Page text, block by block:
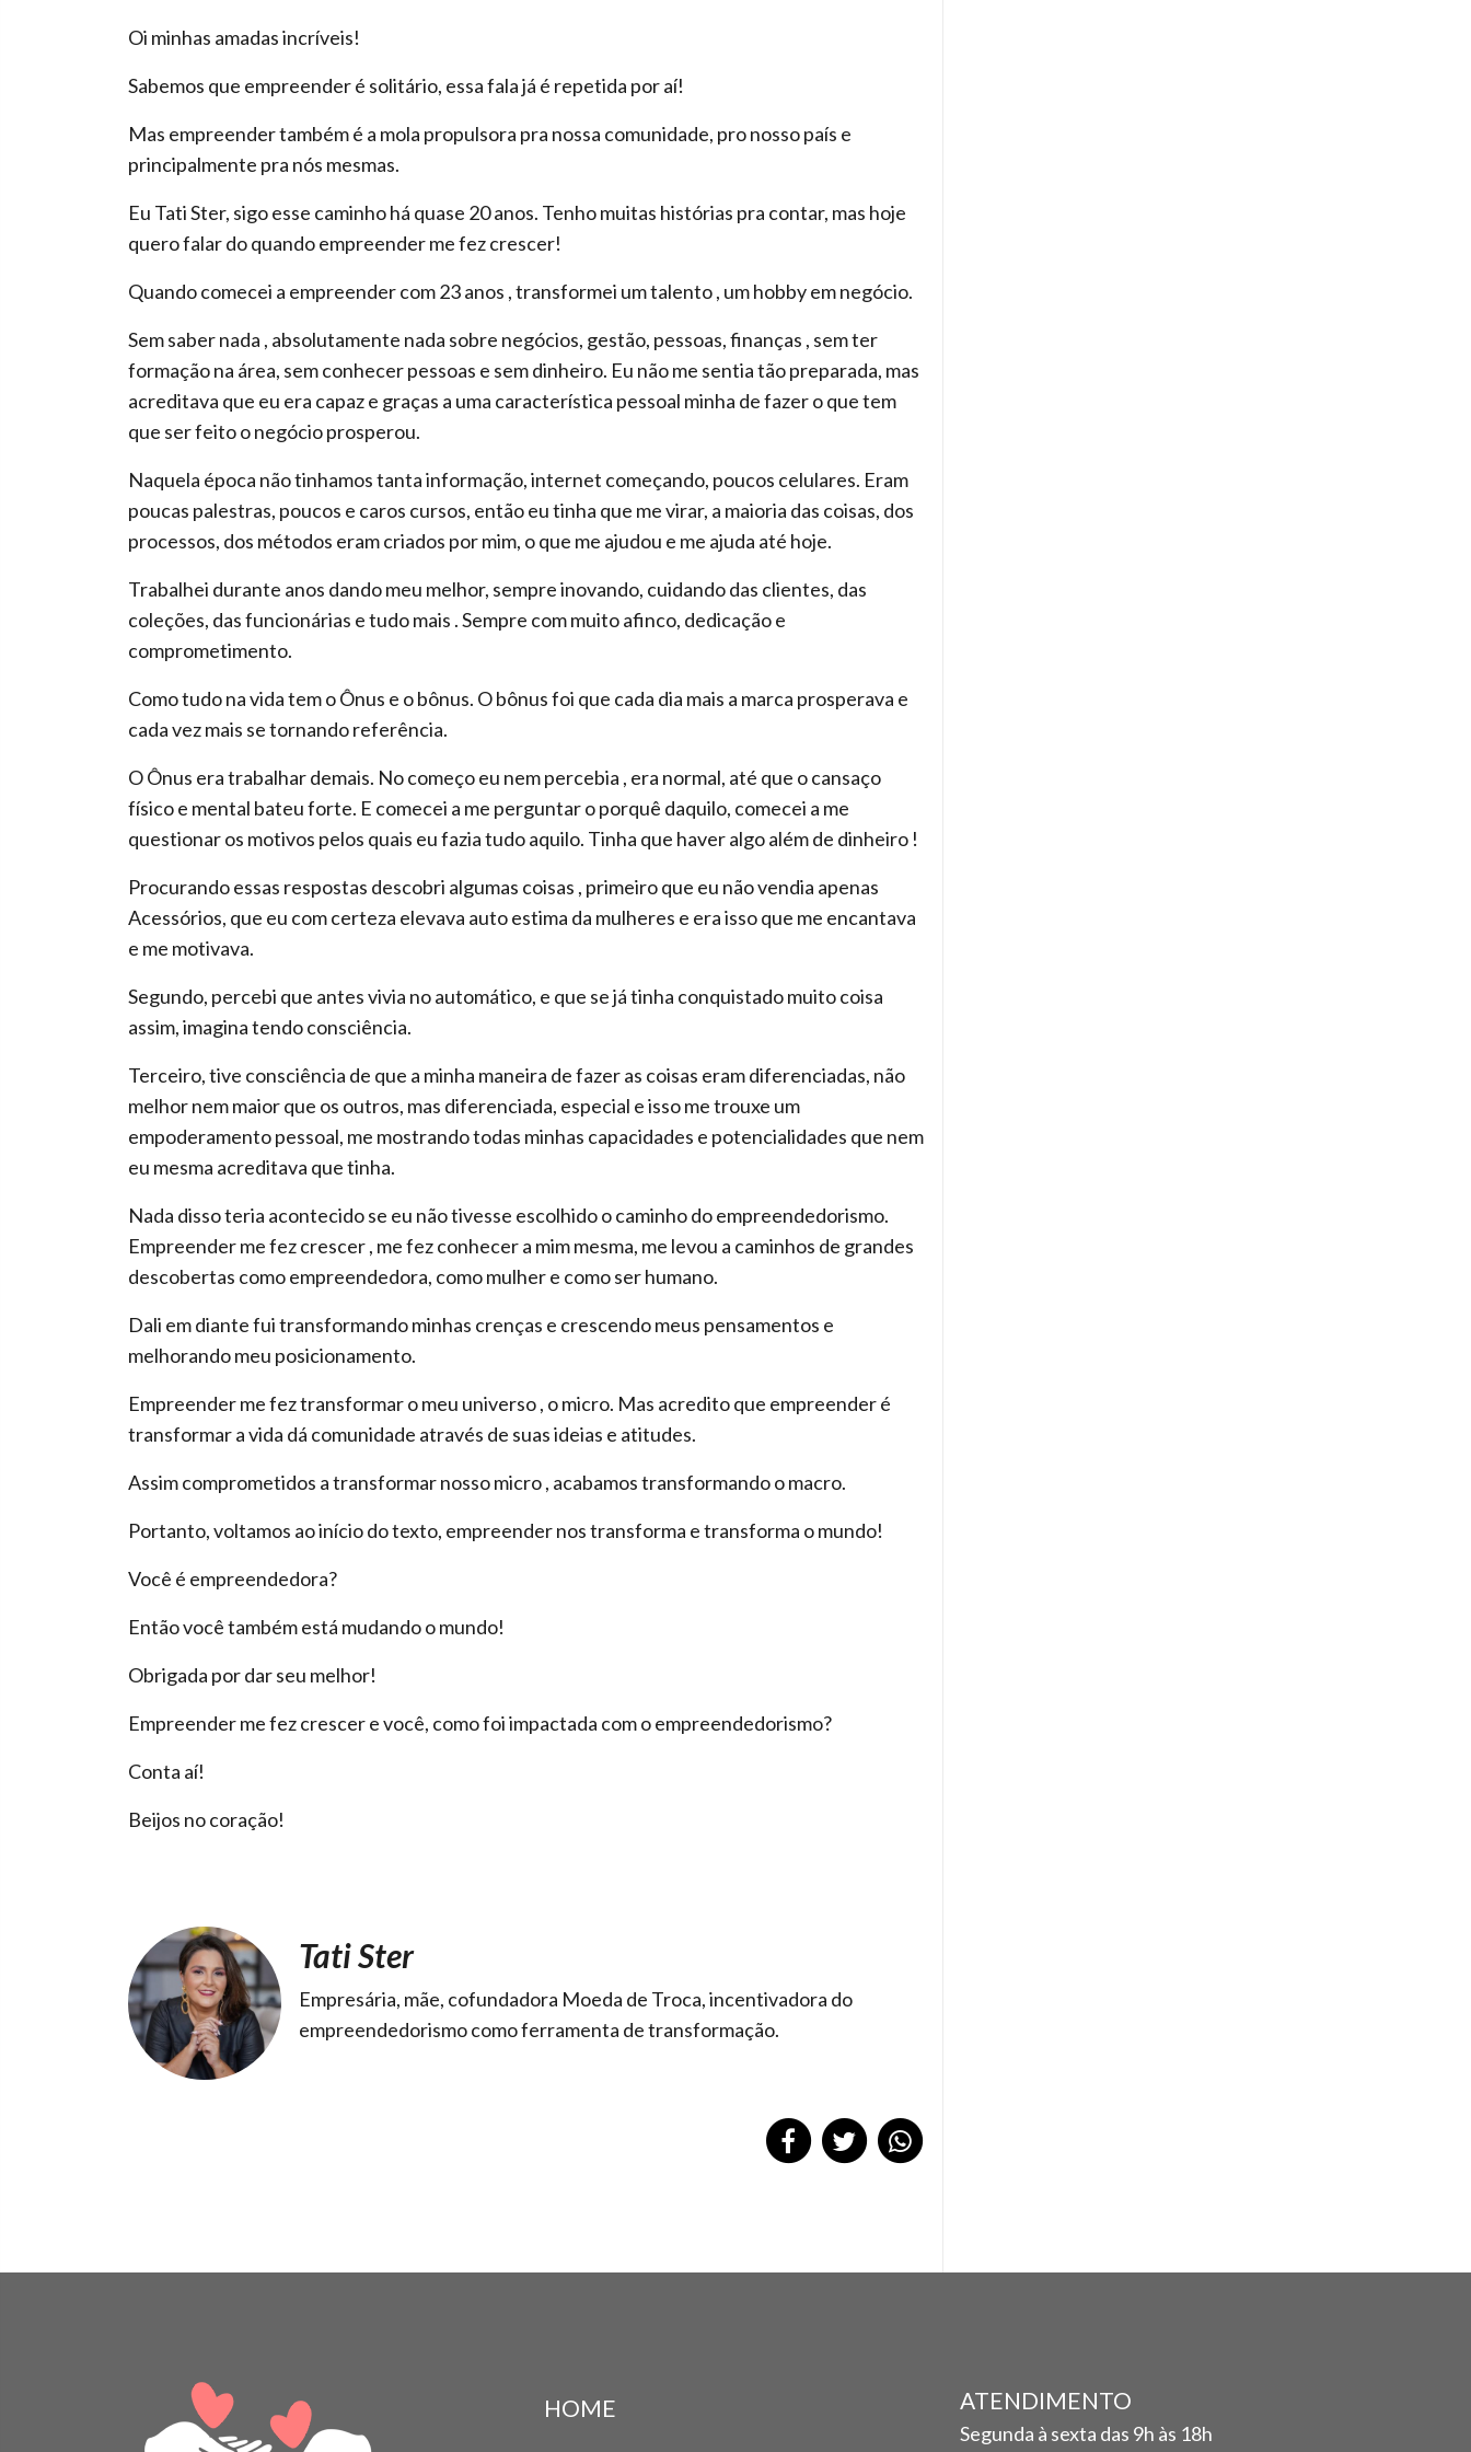
Oi minhas amadas incríveis!
Sabemos que empreender é solitário, essa fala já é repetida por aí!
Mas empreender também é a mola propulsora pra nossa comunidade, pro nosso país e
principalmente pra nós mesmas.
Eu Tati Ster, sigo esse caminho há quase 20 anos. Tenho muitas histórias pra contar, mas hoje
quero falar do quando empreender me fez crescer!
Quando comecei a empreender com 23 anos , transformei um talento , um hobby em negócio.
Sem saber nada , absolutamente nada sobre negócios, gestão, pessoas, finanças , sem ter
formação na área, sem conhecer pessoas e sem dinheiro. Eu não me sentia tão preparada, mas
acreditava que eu era capaz e graças a uma característica pessoal minha de fazer o que tem
que ser feito o negócio prosperou.
Naquela época não tinhamos tanta informação, internet começando, poucos celulares. Eram
poucas palestras, poucos e caros cursos, então eu tinha que me virar, a maioria das coisas, dos
processos, dos métodos eram criados por mim, o que me ajudou e me ajuda até hoje.
Trabalhei durante anos dando meu melhor, sempre inovando, cuidando das clientes, das
coleções, das funcionárias e tudo mais . Sempre com muito afinco, dedicação e
comprometimento.
Como tudo na vida tem o Ônus e o bônus. O bônus foi que cada dia mais a marca prosperava e
cada vez mais se tornando referência.
O Ônus era trabalhar demais. No começo eu nem percebia , era normal, até que o cansaço
físico e mental bateu forte. E comecei a me perguntar o porquê daquilo, comecei a me
questionar os motivos pelos quais eu fazia tudo aquilo. Tinha que haver algo além de dinheiro !
Procurando essas respostas descobri algumas coisas , primeiro que eu não vendia apenas
Acessórios, que eu com certeza elevava auto estima da mulheres e era isso que me encantava
e me motivava.
Segundo, percebi que antes vivia no automático, e que se já tinha conquistado muito coisa
assim, imagina tendo consciência.
Terceiro, tive consciência de que a minha maneira de fazer as coisas eram diferenciadas, não
melhor nem maior que os outros, mas diferenciada, especial e isso me trouxe um
empoderamento pessoal, me mostrando todas minhas capacidades e potencialidades que nem
eu mesma acreditava que tinha.
Nada disso teria acontecido se eu não tivesse escolhido o caminho do empreendedorismo.
Empreender me fez crescer , me fez conhecer a mim mesma, me levou a caminhos de grandes
descobertas como empreendedora, como mulher e como ser humano.
Dali em diante fui transformando minhas crenças e crescendo meus pensamentos e
melhorando meu posicionamento.
Empreender me fez transformar o meu universo , o micro. Mas acredito que empreender é
transformar a vida dá comunidade através de suas ideias e atitudes.
Assim comprometidos a transformar nosso micro , acabamos transformando o macro.
Portanto, voltamos ao início do texto, empreender nos transforma e transforma o mundo!
Você é empreendedora?
Então você também está mudando o mundo!
Obrigada por dar seu melhor!
Empreender me fez crescer e você, como foi impactada com o empreendedorismo?
Conta aí!
Beijos no coração!
Tati Ster
Empresária, mãe, cofundadora Moeda de Troca, incentivadora do
empreendedorismo como ferramenta de transformação.
HOME
ATENDIMENTO
Segunda à sexta das 9h às 18h